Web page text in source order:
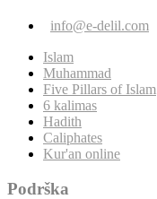
info@e-delil.com
Islam
Muhammad
Five Pillars of Islam
6 kalimas
Hadith
Caliphates
Kur'an online
Podrška